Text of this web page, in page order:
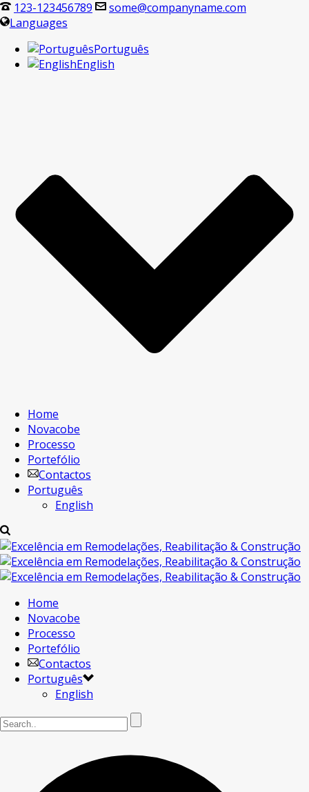
123-123456789
some@companyname.com
Languages
Português
English
Home
Novacobe
Processo
Portefólio
Contactos
Português
English
Home
Novacobe
Processo
Portefólio
Contactos
Português
English